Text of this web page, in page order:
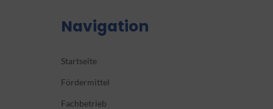
Navigation
Startseite
Fördermittel
Fachbetrieb